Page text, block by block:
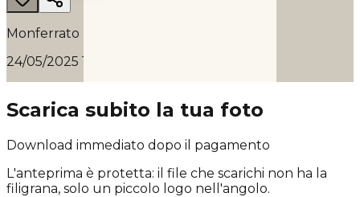
Monferrato
24/05/2025 14:43
Scarica subito la tua foto
Download immediato dopo il pagamento
L'anteprima è protetta: il file che scarichi non ha la
filigrana, solo un piccolo logo nell'angolo.